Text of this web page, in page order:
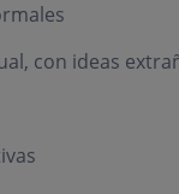
con ideas